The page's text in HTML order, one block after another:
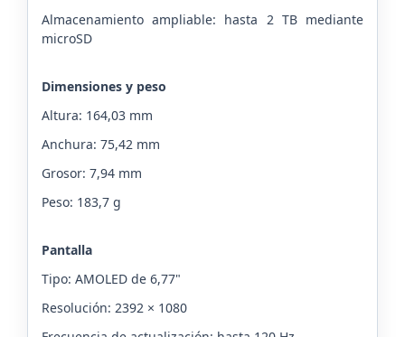
Almacenamiento ampliable: hasta 2 TB mediante
microSD
Dimensiones y peso
Altura: 164,03 mm
Anchura: 75,42 mm
Grosor: 7,94 mm
Peso: 183,7 g
Pantalla
Tipo: AMOLED de 6,77"
Resolución: 2392 × 1080